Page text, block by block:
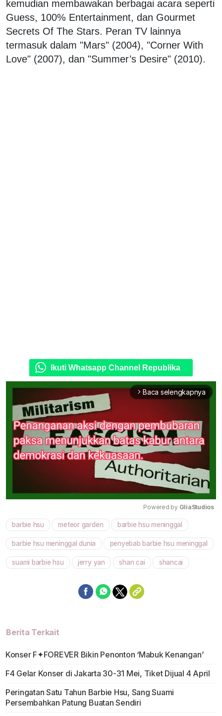
kemudian membawakan berbagai acara seperti
Guess, 100% Entertainment, dan Gourmet
Secrets Of The Stars. Peran TV lainnya
termasuk dalam "Mars" (2004), "Corner With
Love" (2007), dan "Summer’s Desire" (2010).
Ikuti Whatsapp Channel Republika
arrow_forward_ios Baca selengkapnya
Mute
Powered by GliaStudios
barbie hsu meteor garden barbie hsu meninggal
barbie hsu meninggal dunia penyebab barbie hsu meninggal
suami barbie hsu jerry yan shan cai shancai
Berita Terkait
Konser F✦FOREVER Bikin Penonton ‘Mabuk Kenangan’
F4 Gelar Konser di Jakarta 30-31 Mei, Tiket Dijual 4 April
Peringatan Satu Tahun Barbie Hsu, Sang Suami
Persembahkan Patung Buatan Sendiri